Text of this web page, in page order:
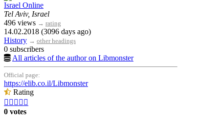
Israel Online
Tel Aviv, Israel
496 views → rating
14.02.2018 (3096 days ago)
History → other headings
0 subscribers
All articles of the author on Libmonster
Official page:
https://elib.co.il/Libmonster
Rating
    
0 votes